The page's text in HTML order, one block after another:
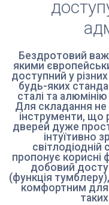
Бездротовий
якими
доступний у
будь-яких
сталі та
Для складання не
інструменти, що
дверей дуже
інтуїтивно
світлодіодній
пропонує корисні
добовий
(функція
комфортним для